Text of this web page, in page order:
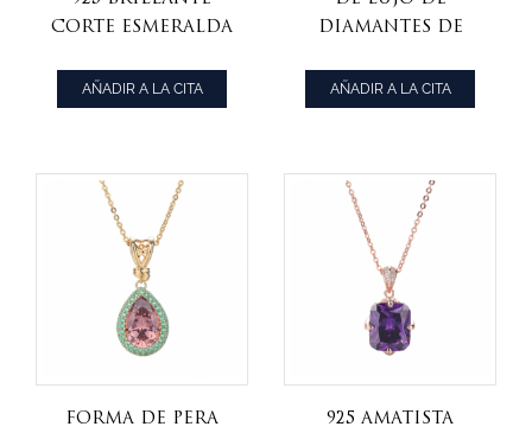
Corte Esmeralda
Galjanoplastia
Del Rodio Sobre
Colgante
AÑADIR A LA CITA
Diamantes De
Cúbicos Circón
Rosa Chapado En
Esterlina
Colgante
AÑADIR A LA CITA
Forma De Pera
925 Amatista